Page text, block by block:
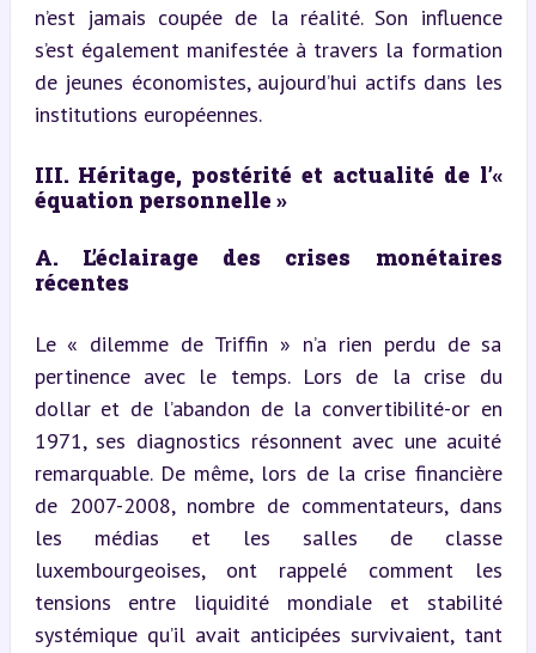
n’est jamais coupée de la réalité. Son influence
s’est également manifestée à travers la formation
de jeunes économistes, aujourd’hui actifs dans les
institutions européennes.
III. Héritage, postérité et actualité de l’«
équation personnelle »
A. L’éclairage des crises monétaires
récentes
Le « dilemme de Triffin » n’a rien perdu de sa
pertinence avec le temps. Lors de la crise du
dollar et de l’abandon de la convertibilité-or en
1971, ses diagnostics résonnent avec une acuité
remarquable. De même, lors de la crise financière
de 2007-2008, nombre de commentateurs, dans
les médias et les salles de classe
luxembourgeoises, ont rappelé comment les
tensions entre liquidité mondiale et stabilité
systémique qu’il avait anticipées survivaient, tant